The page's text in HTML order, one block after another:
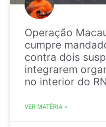
Operação
cumpre
contra dois
integrarem
no interior do RN
VER MATÉRIA »